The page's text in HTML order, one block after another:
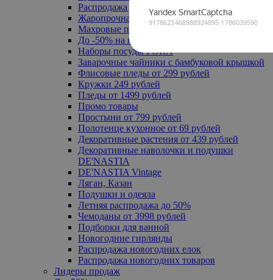
Распродажа до -50%
Жаропрочная посуда
Махровые полотенца
До -50% на ковры
Наборы посуды FORA
Заварочные чайники с бамбуковой крышкой
Флисовые пледы от 299 рублей
Кружки 249 рублей
Пледы от 1499 рублей
Промо товары
Простыни от 799 рублей
Полотенце кухонное от 69 рублей
Декоративные растения от 439 рублей
Декоративные наволочки и подушки
DE'NASTIA
DE'NASTIA Vintage
Ляган, Казан
Подушки и одеяла
Летняя распродажа до 50%
Чемоданы от 3998 рублей
Подборки для ванной
Новогодние гирлянды
Распродажа новогодних елок
Распродажа новогодних товаров
Лидеры продаж